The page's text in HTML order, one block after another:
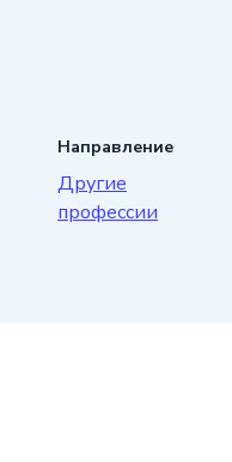
Направление
Другие
профессии